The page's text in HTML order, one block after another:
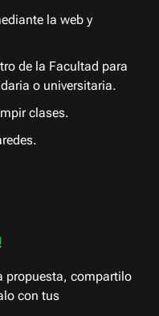
la web y
de la Facultad para
o universitaria.
clases.
propuesta, compartilo
con tus